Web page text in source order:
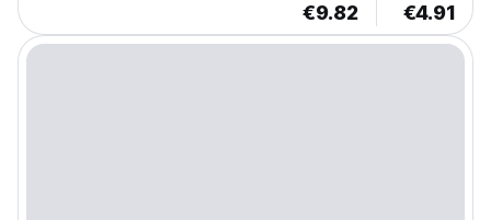
€9.82 €4.91